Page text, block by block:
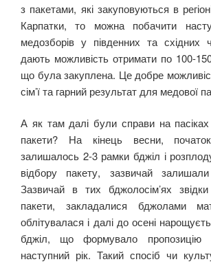
з пакетами, які закуповуються в
Карпатки, то можна побачити
медозборів у південних та східних
дають можливість отримати по 100-150
що була закуплена. Це добре
сім’ї та гарний результат для медової
А як там далі були справи на пасіках
пакети? На кінець весни,
залишалось 2-3 рамки бджіл і розплоду
відбору пакету, зазвичай
Зазвичай в тих бджолосім’ях звідки
пакети, закладалися бджолами
облітувалася і далі до осені
бджіл, що формувало
наступний рік. Такий спосіб чи